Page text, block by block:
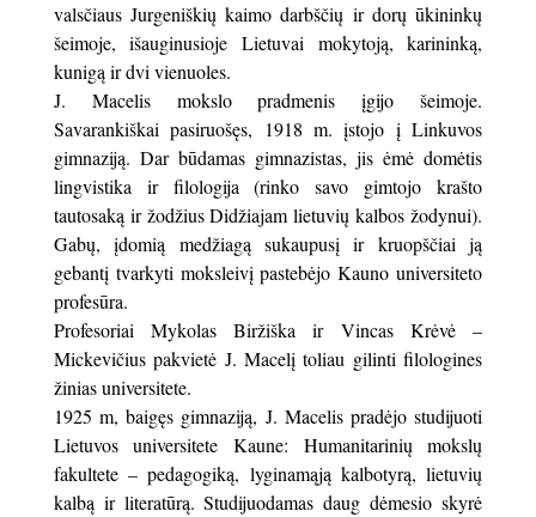
valsčiaus Jurgeniškių kaimo darbščių ir dorų ūkininkų
šeimoje, išauginusioje Lietuvai mokytoją, karininką,
kunigą ir dvi vienuoles.
J. Macelis mokslo pradmenis įgijo šeimoje.
Savarankiškai pasiruošęs, 1918 m. įstojo į Linkuvos
gimnaziją. Dar būdamas gimnazistas, jis ėmė domėtis
lingvistika ir filologija (rinko savo gimtojo krašto
tautosaką ir žodžius Didžiajam lietuvių kalbos žodynui).
Gabų, įdomią medžiagą sukaupusį ir kruopščiai ją
gebantį tvarkyti moksleivį pastebėjo Kauno universiteto
profesūra.
Profesoriai Mykolas Biržiška ir Vincas Krėvė –
Mickevičius pakvietė J. Macelį toliau gilinti filologines
žinias universitete.
1925 m, baigęs gimnaziją, J. Macelis pradėjo studijuoti
Lietuvos universitete Kaune: Humanitarinių mokslų
fakultete – pedagogiką, lyginamąją kalbotyrą, lietuvių
kalbą ir literatūrą. Studijuodamas daug dėmesio skyrė